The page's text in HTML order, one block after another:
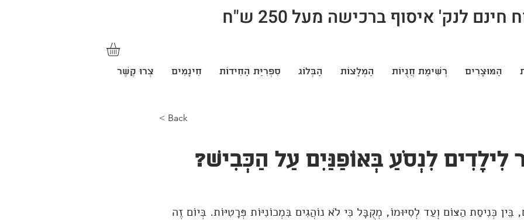
לנק' איסוף ברכישה מעל 250 ש"ח
הַמּוּצָרִים רְשִׁימַת חֲנֻיוֹת הַמְלָצוֹת הַבְּלוֹג סִפְרִיַּת הַחִידוֹת חִינָמִים צְרוּ קֶשֶׁר
< Back
לִילָדִים לִנְסֹעַ בְּאוֹפַנַּיִם עַל הַכְּבִישׁ?
בֵּין כְּנִיסַת הַצּוֹם וְעַד לְסִיּוּמוֹ, מְקֻבָּל כִּי לֹא נוֹהֲגִים בִּמְכוֹנִיּוֹת פְּרָטִיּוֹת. בְּיוֹם זֶה